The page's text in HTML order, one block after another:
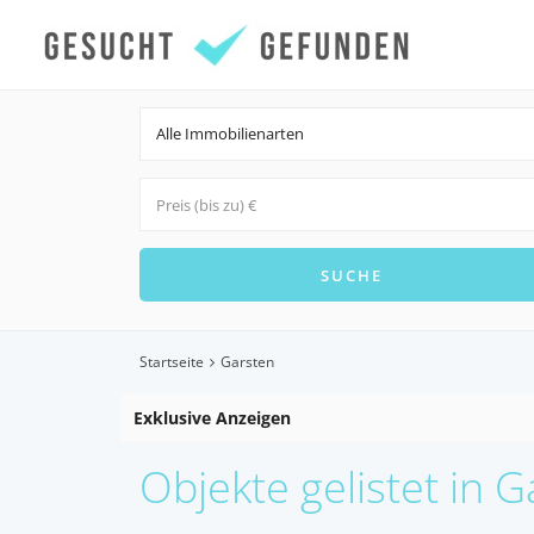
Alle Immobilienarten
Startseite Garsten
Exklusive Anzeigen
Objekte gelistet in